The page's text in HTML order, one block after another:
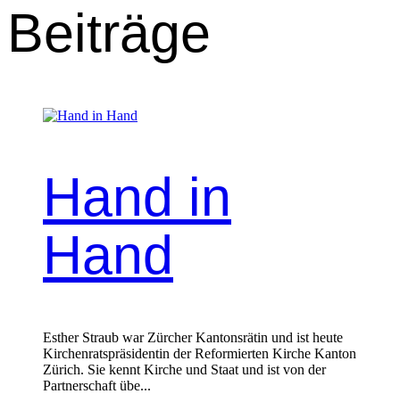
Beiträge
Hand in
Hand
Esther Straub war Zürcher Kantonsrätin und ist heute
Kirchenratspräsidentin der Reformierten Kirche Kanton
Zürich. Sie kennt Kirche und Staat und ist von der
Partnerschaft übe...